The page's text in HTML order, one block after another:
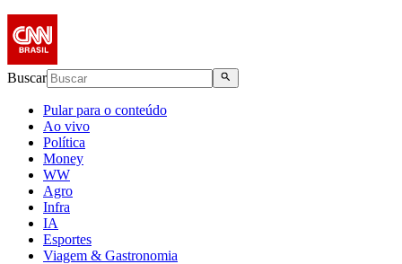
Buscar
Pular para o conteúdo
Ao vivo
Política
Money
WW
Agro
Infra
IA
Esportes
Viagem & Gastronomia